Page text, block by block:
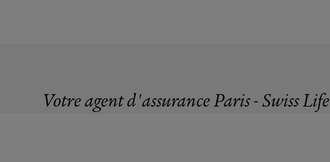
Votre agent d'assurance Paris - Swiss Life